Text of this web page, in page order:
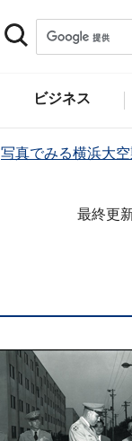
ビジネス
写真でみる横浜大空
最終更